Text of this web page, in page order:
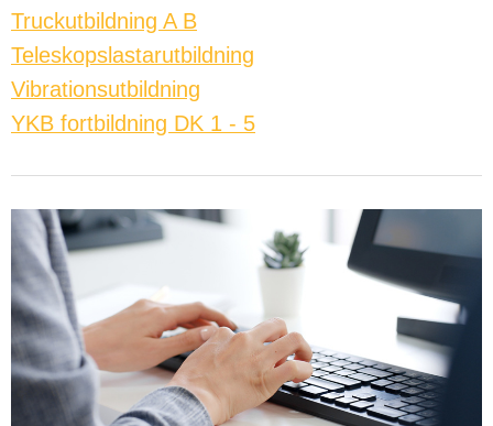
Truckutbildning A B
Teleskopslastarutbildning
Vibrationsutbildning
YKB fortbildning DK 1 - 5